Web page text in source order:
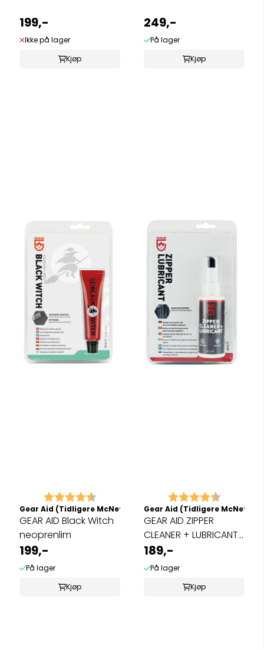
199,-
Ikke på lager
Kjøp
249,-
På lager
Kjøp
Karakter: 4.8 av 5 mulige
Gear Aid (Tidligere McNett)
GEAR AID Black Witch
neoprenlim
199,-
På lager
Kjøp
Karakter: 4.4 av 5
Gear Aid (Tidligere McNett)
GEAR AID ZIPPER
CLEANER + LUBRICANT
med børste
189,-
På lager
Kjøp